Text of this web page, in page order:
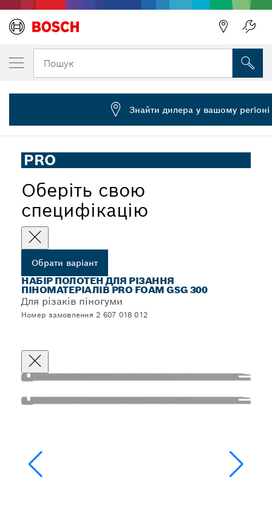
Пошук
...
Набір полотен для різання піноматеріалів PRO Foam GSG
PRO
Оберіть свою
специфікацію
Обрати варіант
НАБІР ПОЛОТЕН ДЛЯ РІЗАННЯ
ПІНОМАТЕРІАЛІВ PRO FOAM GSG 300
Для різаків піногуми
Номер замовлення 2 607 018 012
ОБРАНИЙ ВАРІАНТ
Пиляльне полотно PRO Foam, 300 мм, 2
2 607 018 012
Знайти дилера у вашому регіоні